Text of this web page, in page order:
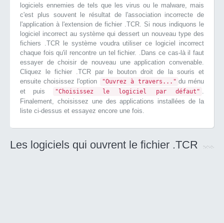
logiciels ennemies de tels que les virus ou le malware, mais
c'est plus souvent le résultat de l'association incorrecte de
l'application à l'extension de fichier .TCR. Si nous indiquons le
logiciel incorrect au système qui dessert un nouveau type des
fichiers .TCR le système voudra utiliser ce logiciel incorrect
chaque fois qu'il rencontre un tel fichier. .Dans ce cas-là il faut
essayer de choisir de nouveau une application convenable.
Cliquez le fichier .TCR par le bouton droit de la souris et
ensuite choisissez l'option
"Ouvrez à travers..." du ménu
et puis
"Choisissez le logiciel par défaut" .
Finalement, choisissez une des applications installées de la
liste ci-dessus et essayez encore une fois.
Les logiciels qui ouvrent le fichier .TCR